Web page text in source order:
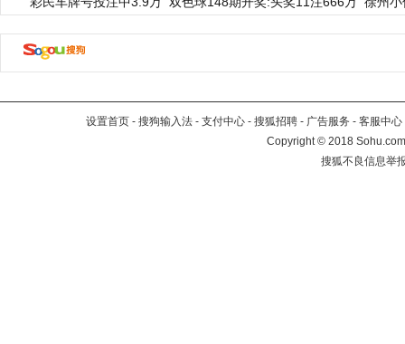
设置首页 - 搜狗输入法 - 支付中心 - 搜狐招聘 - 广告服务 - 客服中心
Copyright©2018
搜狐不良信息举